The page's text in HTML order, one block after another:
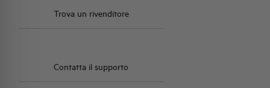
Trova un rivenditore
Contatta il supporto